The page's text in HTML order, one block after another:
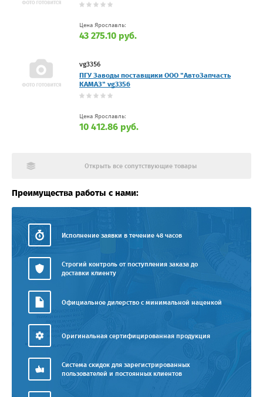
Цена Ярославль:
43 275.10 руб.
vg3356
ПГУ Заводы поставщики ООО "АвтоЗапчасть
КАМАЗ" vg3356
Цена Ярославль:
10 412.86 руб.
Открыть все сопутствующие товары
Преимущества работы с нами:
Исполнение заявки в течение 48 часов
Строгий контроль от поступления заказа до
доставки клиенту
Официальное дилерство с минимальной наценкой
Оригинальная сертифицированная продукция
Система скидок для зарегистрированных
пользователей и постоянных клиентов